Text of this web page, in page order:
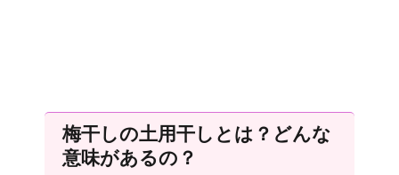
梅干しの土用干しとは？どんな
意味があるの？